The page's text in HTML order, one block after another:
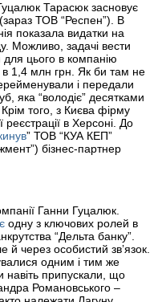
Тарасюк засновує
ТОВ “Респен”). В
показала видатки на
Можливо, задачі вести
для цього в компанію
в 1,4 млн грн. Як би там не
і передали
яка “володіє” десятками
Крім того, з Києва фірму
в Херсоні. До
” ТОВ “КУА КЕП”
бізнес-партнер
Ганни Гуцалюк.
одну з ключових ролей в
“Дельта банку”.
через особистий звʼязок.
одним і тим же
навіть припускали, що
Романовського –